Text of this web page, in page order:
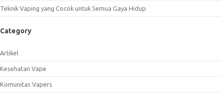
Teknik Vaping yang Cocok untuk Semua Gaya Hidup
Category
Artikel
Kesehatan Vape
Komunitas Vapers